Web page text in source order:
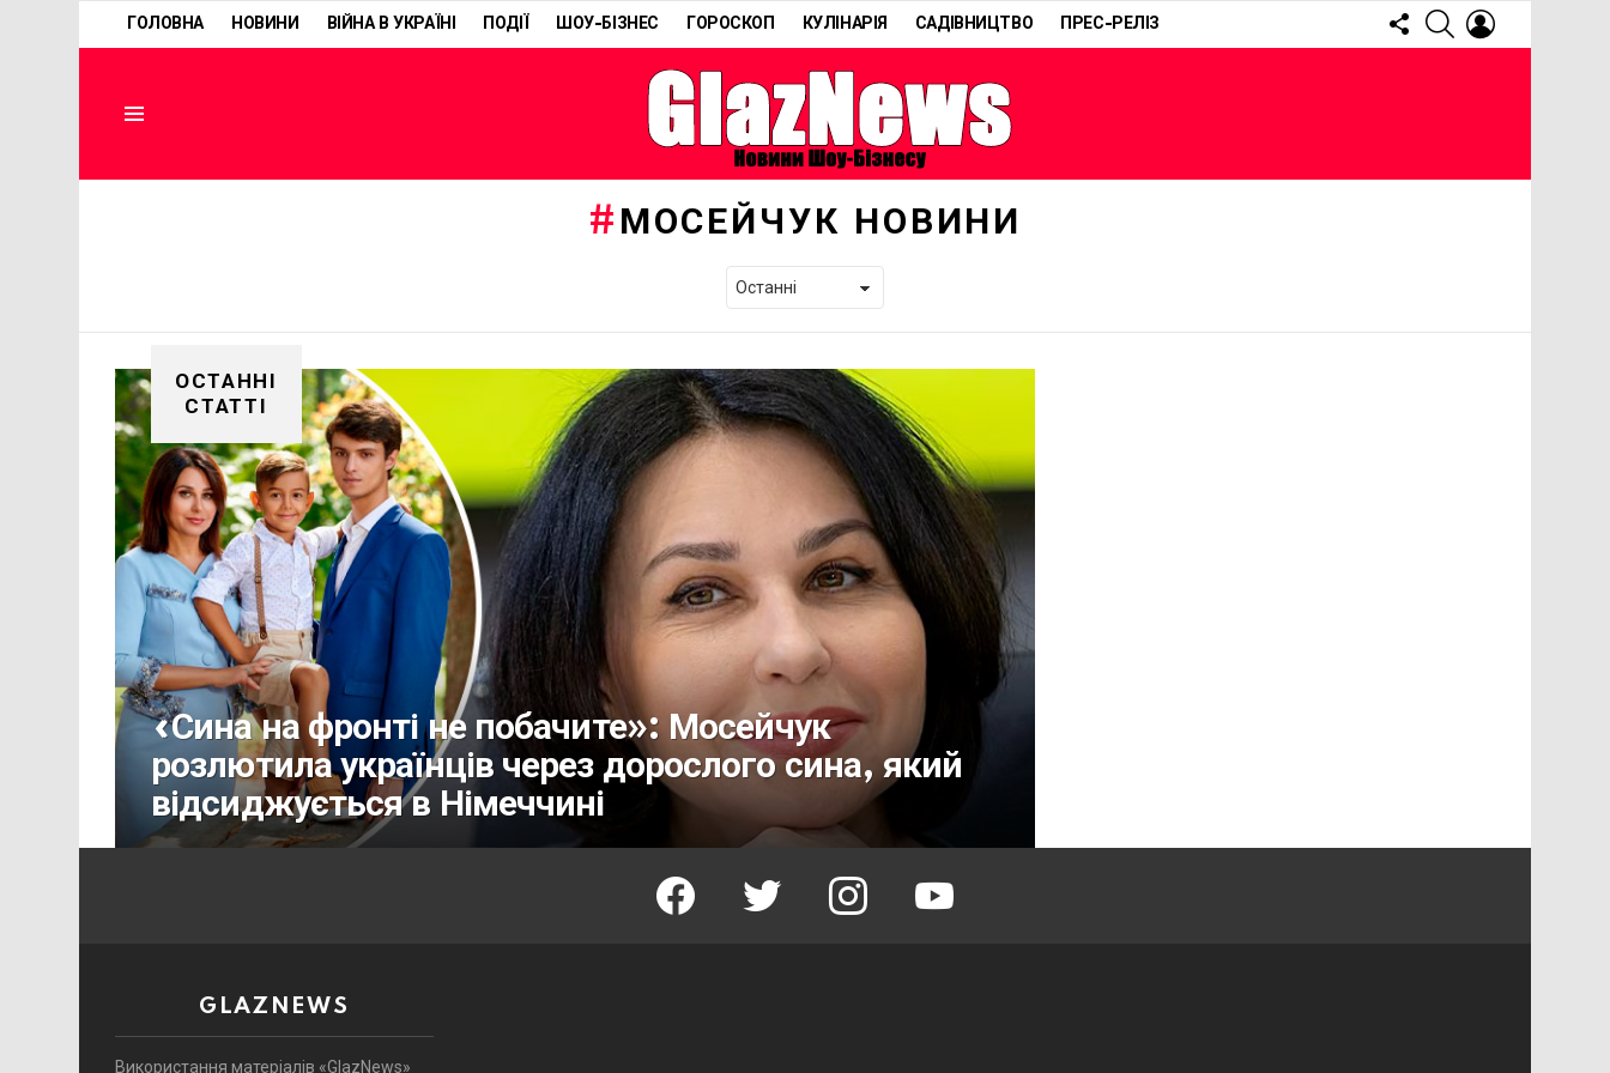
ГОЛОВНА НОВИНИ ВІЙНА В УКРАЇНІ ПОДІЇ ШОУ-БІЗНЕС ГОРОСКОП КУЛІНАРІЯ САДІВНИЦТВО ПРЕС-РЕЛІЗ
FOLLOW
US
SEARCH
МОСЕЙЧУК НОВИНИ
ОСТАННІ
СТАТТІ
«Сина на фронті не побачите»: Мосейчук
розлютила українців через дорослого сина, який
відсиджується в Німеччині
facebook twitter instagram youtube
GLAZNEWS
Використання матеріалів «GlazNews»